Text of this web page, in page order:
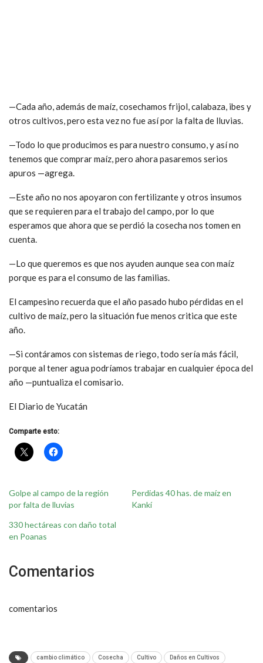
—Cada año, además de maíz, cosechamos frijol, calabaza, ibes y
otros cultivos, pero esta vez no fue así por la falta de lluvias.
—Todo lo que producimos es para nuestro consumo, y así no
tenemos que comprar maíz, pero ahora pasaremos serios
apuros —agrega.
—Este año no nos apoyaron con fertilizante y otros insumos
que se requieren para el trabajo del campo, por lo que
esperamos que ahora que se perdió la cosecha nos tomen en
cuenta.
—Lo que queremos es que nos ayuden aunque sea con maíz
porque es para el consumo de las familias.
El campesino recuerda que el año pasado hubo pérdidas en el
cultivo de maíz, pero la situación fue menos critica que este
año.
—Si contáramos con sistemas de riego, todo sería más fácil,
porque al tener agua podríamos trabajar en cualquier época del
año —puntualiza el comisario.
El Diario de Yucatán
Comparte esto:
Golpe al campo de la región
por falta de lluvias
Perdidas 40 has. de maíz en
Kankí
330 hectáreas con daño total
en Poanas
Comentarios
comentarios
cambio climático Cosecha Cultivo Daños en Cultivos